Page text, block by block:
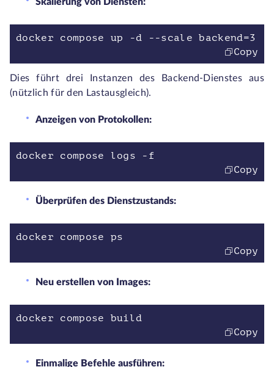
docker compose up -d --scale backend=3
Copy
Dies führt drei Instanzen des Backend-Dienstes aus
(nützlich für den Lastausgleich).
Anzeigen von Protokollen:
docker compose logs -f
Copy
Überprüfen des Dienstzustands:
docker compose ps
Copy
Neu erstellen von Images:
docker compose build
Copy
Einmalige Befehle ausführen: